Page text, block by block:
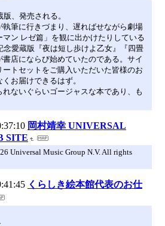
、発売される。
執筆に行きづまり、遅ればせながら劇場
マン レゼ篇」を観に出かけたりしている
念愛蔵版『夜は短し歩けよ乙女』『四畳
書店にならび始めていたのである。サイ
ートセットをご購入いただいた皆様のお
お届けできるはず。
れないぐらいゴージャスな本であり、も
岡村靖幸 UNIVERSAL
SITE
Universal Music Group N.V. All rights
くらしき絵本館代表のお仕